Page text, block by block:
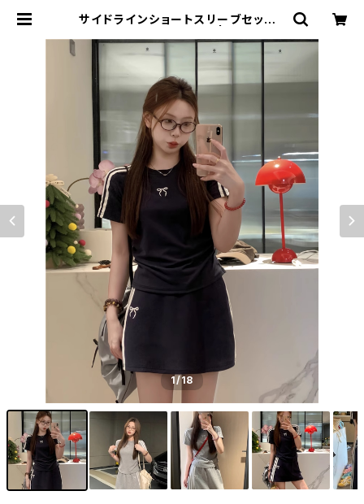
サイドラインショートスリーブセット 1
（リップコード）｜韓国ファッション通
1/18